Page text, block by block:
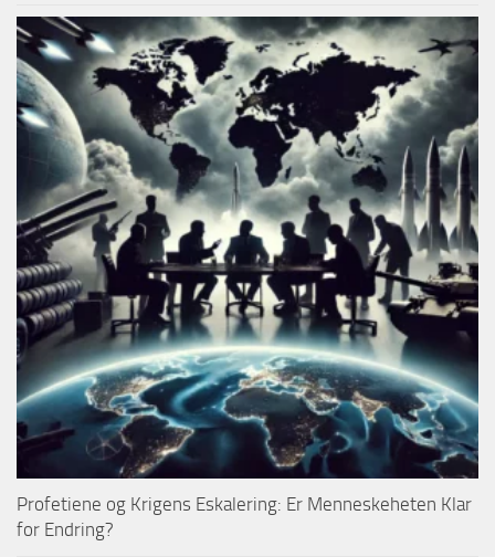
Profetiene og Krigens Eskalering: Er Menneskeheten Klar
for Endring?